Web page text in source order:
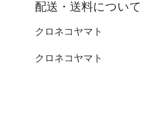
配送・送料について
クロネコヤマト
クロネコヤマト